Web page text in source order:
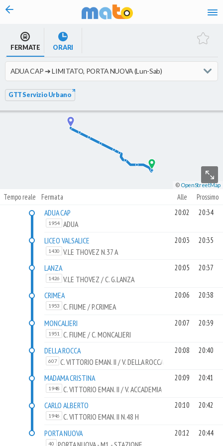
vai al contenuto
FERMATE ORARI
GTT Servizio Urbano
© OpenStreetMap
Tempo reale Fermata Alle Prossimo
ADUA CAP
1954 ADUA
20:02 20:34
LICEO VALSALICE
1430 V.LE THOVEZ N.37 A
20:03 20:35
LANZA
1426 V.LE THOVEZ / C. G.LANZA
20:05 20:37
CRIMEA
1953 C. FIUME / P.CRIMEA
20:06 20:38
MONCALIERI
1951 C. FIUME / C. MONCALIERI
20:07 20:39
DELLA ROCCA
607 C. VITTORIO EMAN. II / V. DELLA ROCCA
20:08 20:40
MADAMA CRISTINA
1948
C. VITTORIO EMAN. II / V. ACCADEMIA
ALBERTINA
20:09 20:41
CARLO ALBERTO
1946 C. VITTORIO EMAN. II N.48 H
20:10 20:42
PORTA NUOVA
40
20:12 20:44